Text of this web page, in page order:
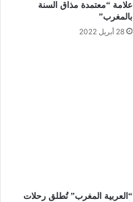
علامة “معتمدة مذاق السنة
بالمغرب”
28 أبريل 2022
“العربية المغرب” تُطلق رحلات